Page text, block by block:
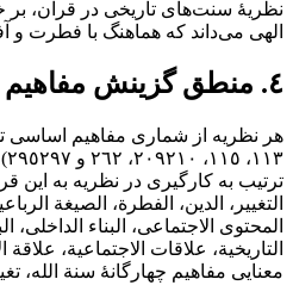
نظریۀ‌ سنت‌‌‌های تاریخی در قرآن‌‌‌‌‌‌، بر
الهی می‌داند که هماهنگ با فطرت
٤‌‌‌‌. منطق‌ گزینش‌ مفاهیم چهارگانه
ترتیب به کارگیری‌ در‌ نظریه‌ به این
التغییر‌‌‌‌، الدین‌‌‌‌‌‌، الفطرة‌‌‌‌، الصیغة‌
المحتوی الاجتماعی‌‌‌‌، البناء
معنایی‌ مفاهیم‌ چهارگانۀ سنة